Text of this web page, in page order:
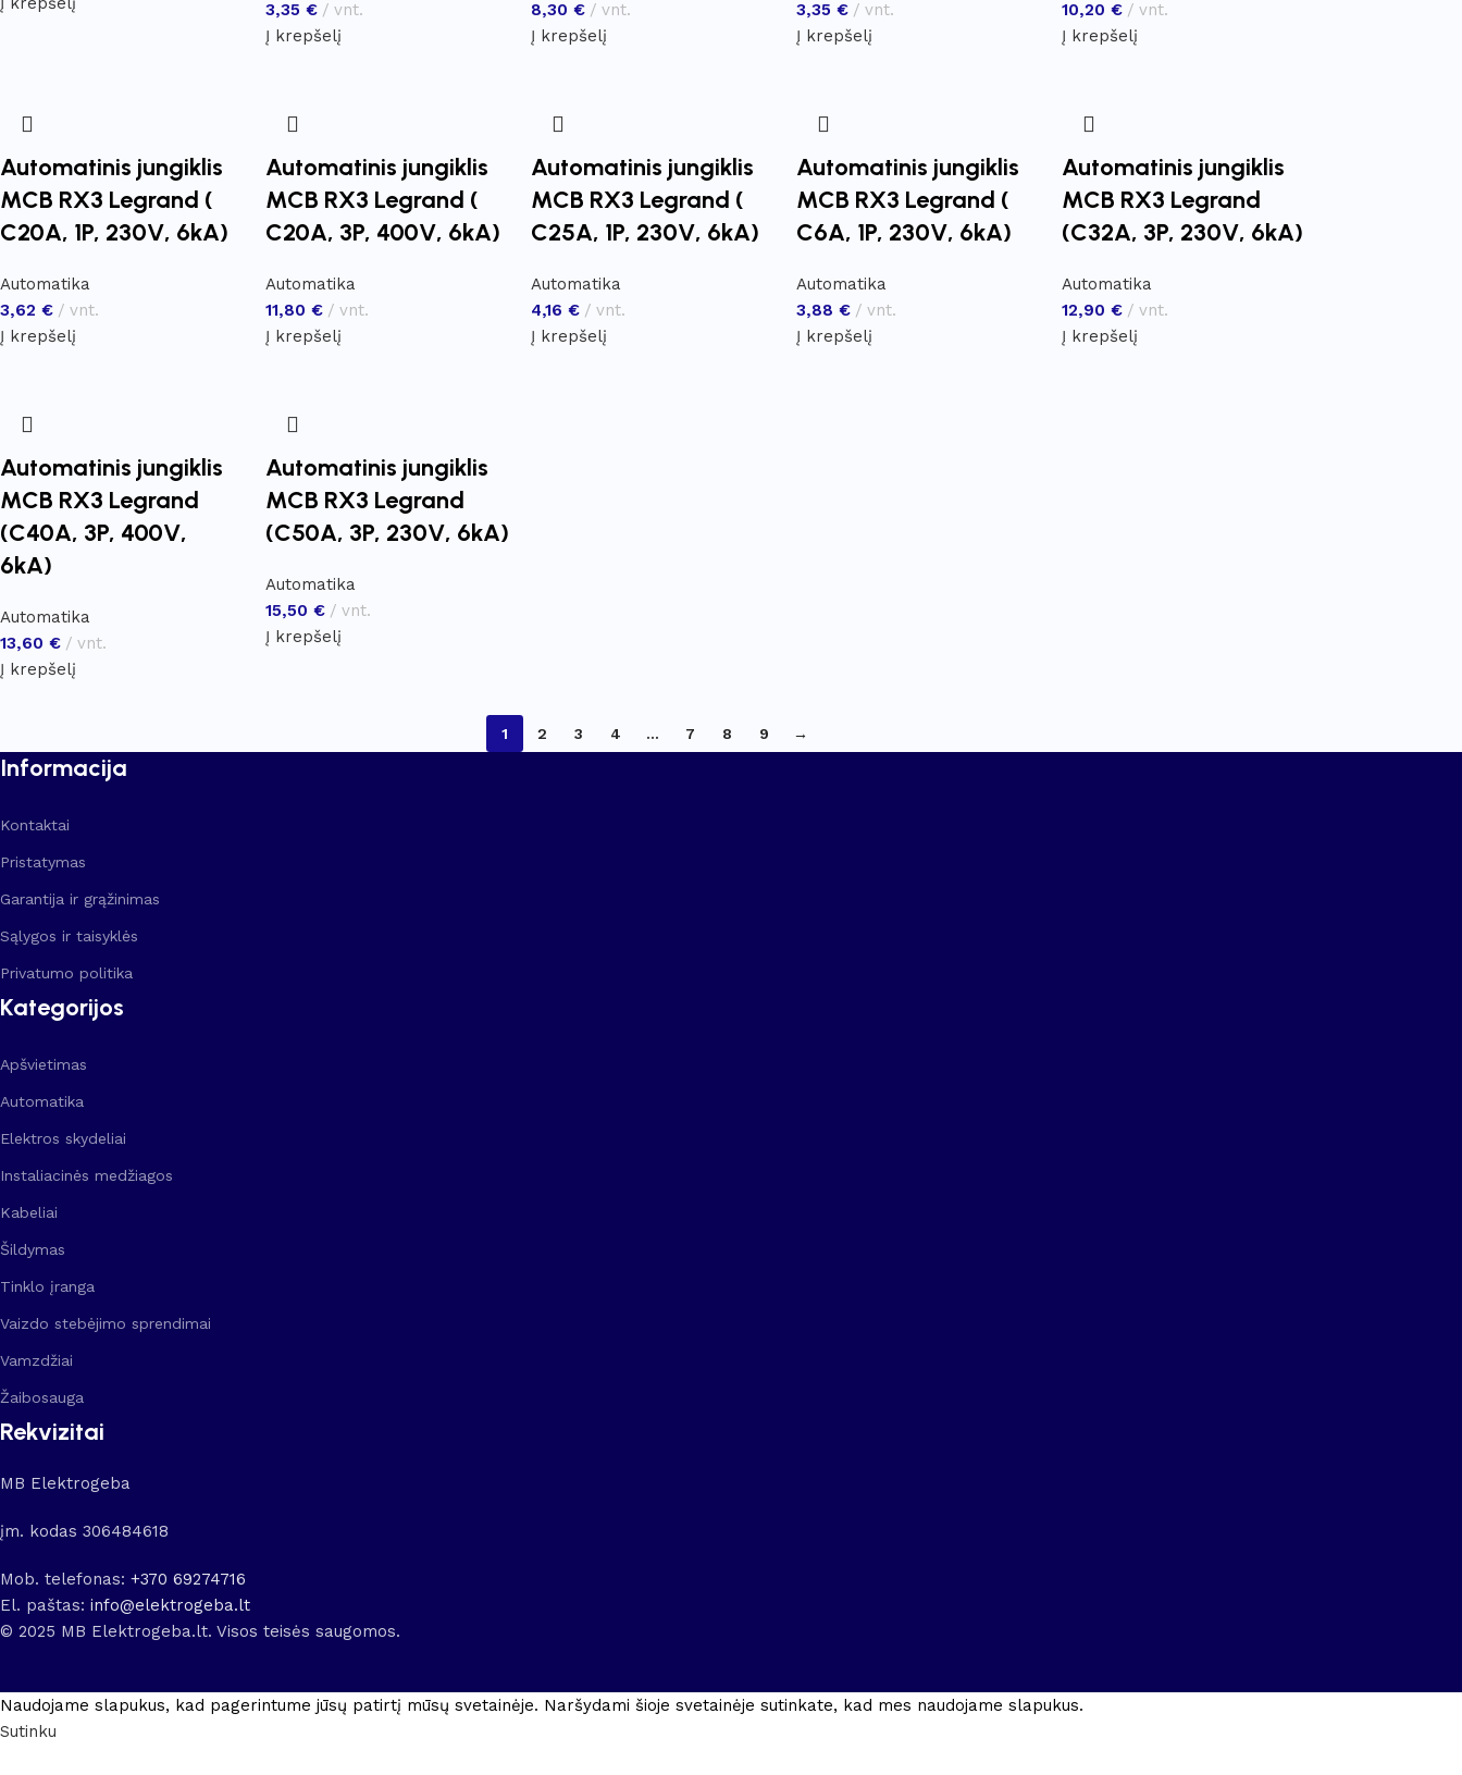
3,35 €
vnt.
Į krepšelį
8,30 €
vnt.
Į krepšelį
3,35 €
vnt.
Į krepšelį
10,20 €
vnt.
Į krepšelį
Automatinis jungiklis
MCB RX3 Legrand (
C20A, 1P, 230V, 6kA)
Automatika
3,62 €
vnt.
Į krepšelį
Automatinis jungiklis
MCB RX3 Legrand (
C20A, 3P, 400V, 6kA)
Automatika
11,80 €
vnt.
Į krepšelį
Automatinis jungiklis
MCB RX3 Legrand (
C25A, 1P, 230V, 6kA)
Automatika
4,16 €
vnt.
Į krepšelį
Automatinis jungiklis
MCB RX3 Legrand (
C6A, 1P, 230V, 6kA)
Automatika
3,88 €
vnt.
Į krepšelį
Automatinis jungiklis
MCB RX3 Legrand
(C32A, 3P, 230V, 6kA)
Automatika
12,90 €
vnt.
Į krepšelį
Automatinis jungiklis
MCB RX3 Legrand
(C40A, 3P, 400V,
6kA)
Automatika
13,60 €
vnt.
Į krepšelį
Automatinis jungiklis
MCB RX3 Legrand
(C50A, 3P, 230V, 6kA)
Automatika
15,50 €
vnt.
Į krepšelį
1 2 3 4 … 7 8 9 →
Informacija
Kontaktai
Pristatymas
Garantija ir grąžinimas
Sąlygos ir taisyklės
Privatumo politika
Kategorijos
Apšvietimas
Automatika
Elektros skydeliai
Instaliacinės medžiagos
Kabeliai
Šildymas
Tinklo įranga
Vaizdo stebėjimo sprendimai
Vamzdžiai
Žaibosauga
Rekvizitai
MB Elektrogeba
įm. kodas 306484618
Mob. telefonas: +370 69274716
El. paštas: info@elektrogeba.lt
© 2025 MB Elektrogeba.lt. Visos teisės saugomos.
Naudojame slapukus, kad pagerintume jūsų patirtį mūsų svetainėje. Naršydami šioje svetainėje sutinkate, kad mes naudojame slapukus.
Sutinku